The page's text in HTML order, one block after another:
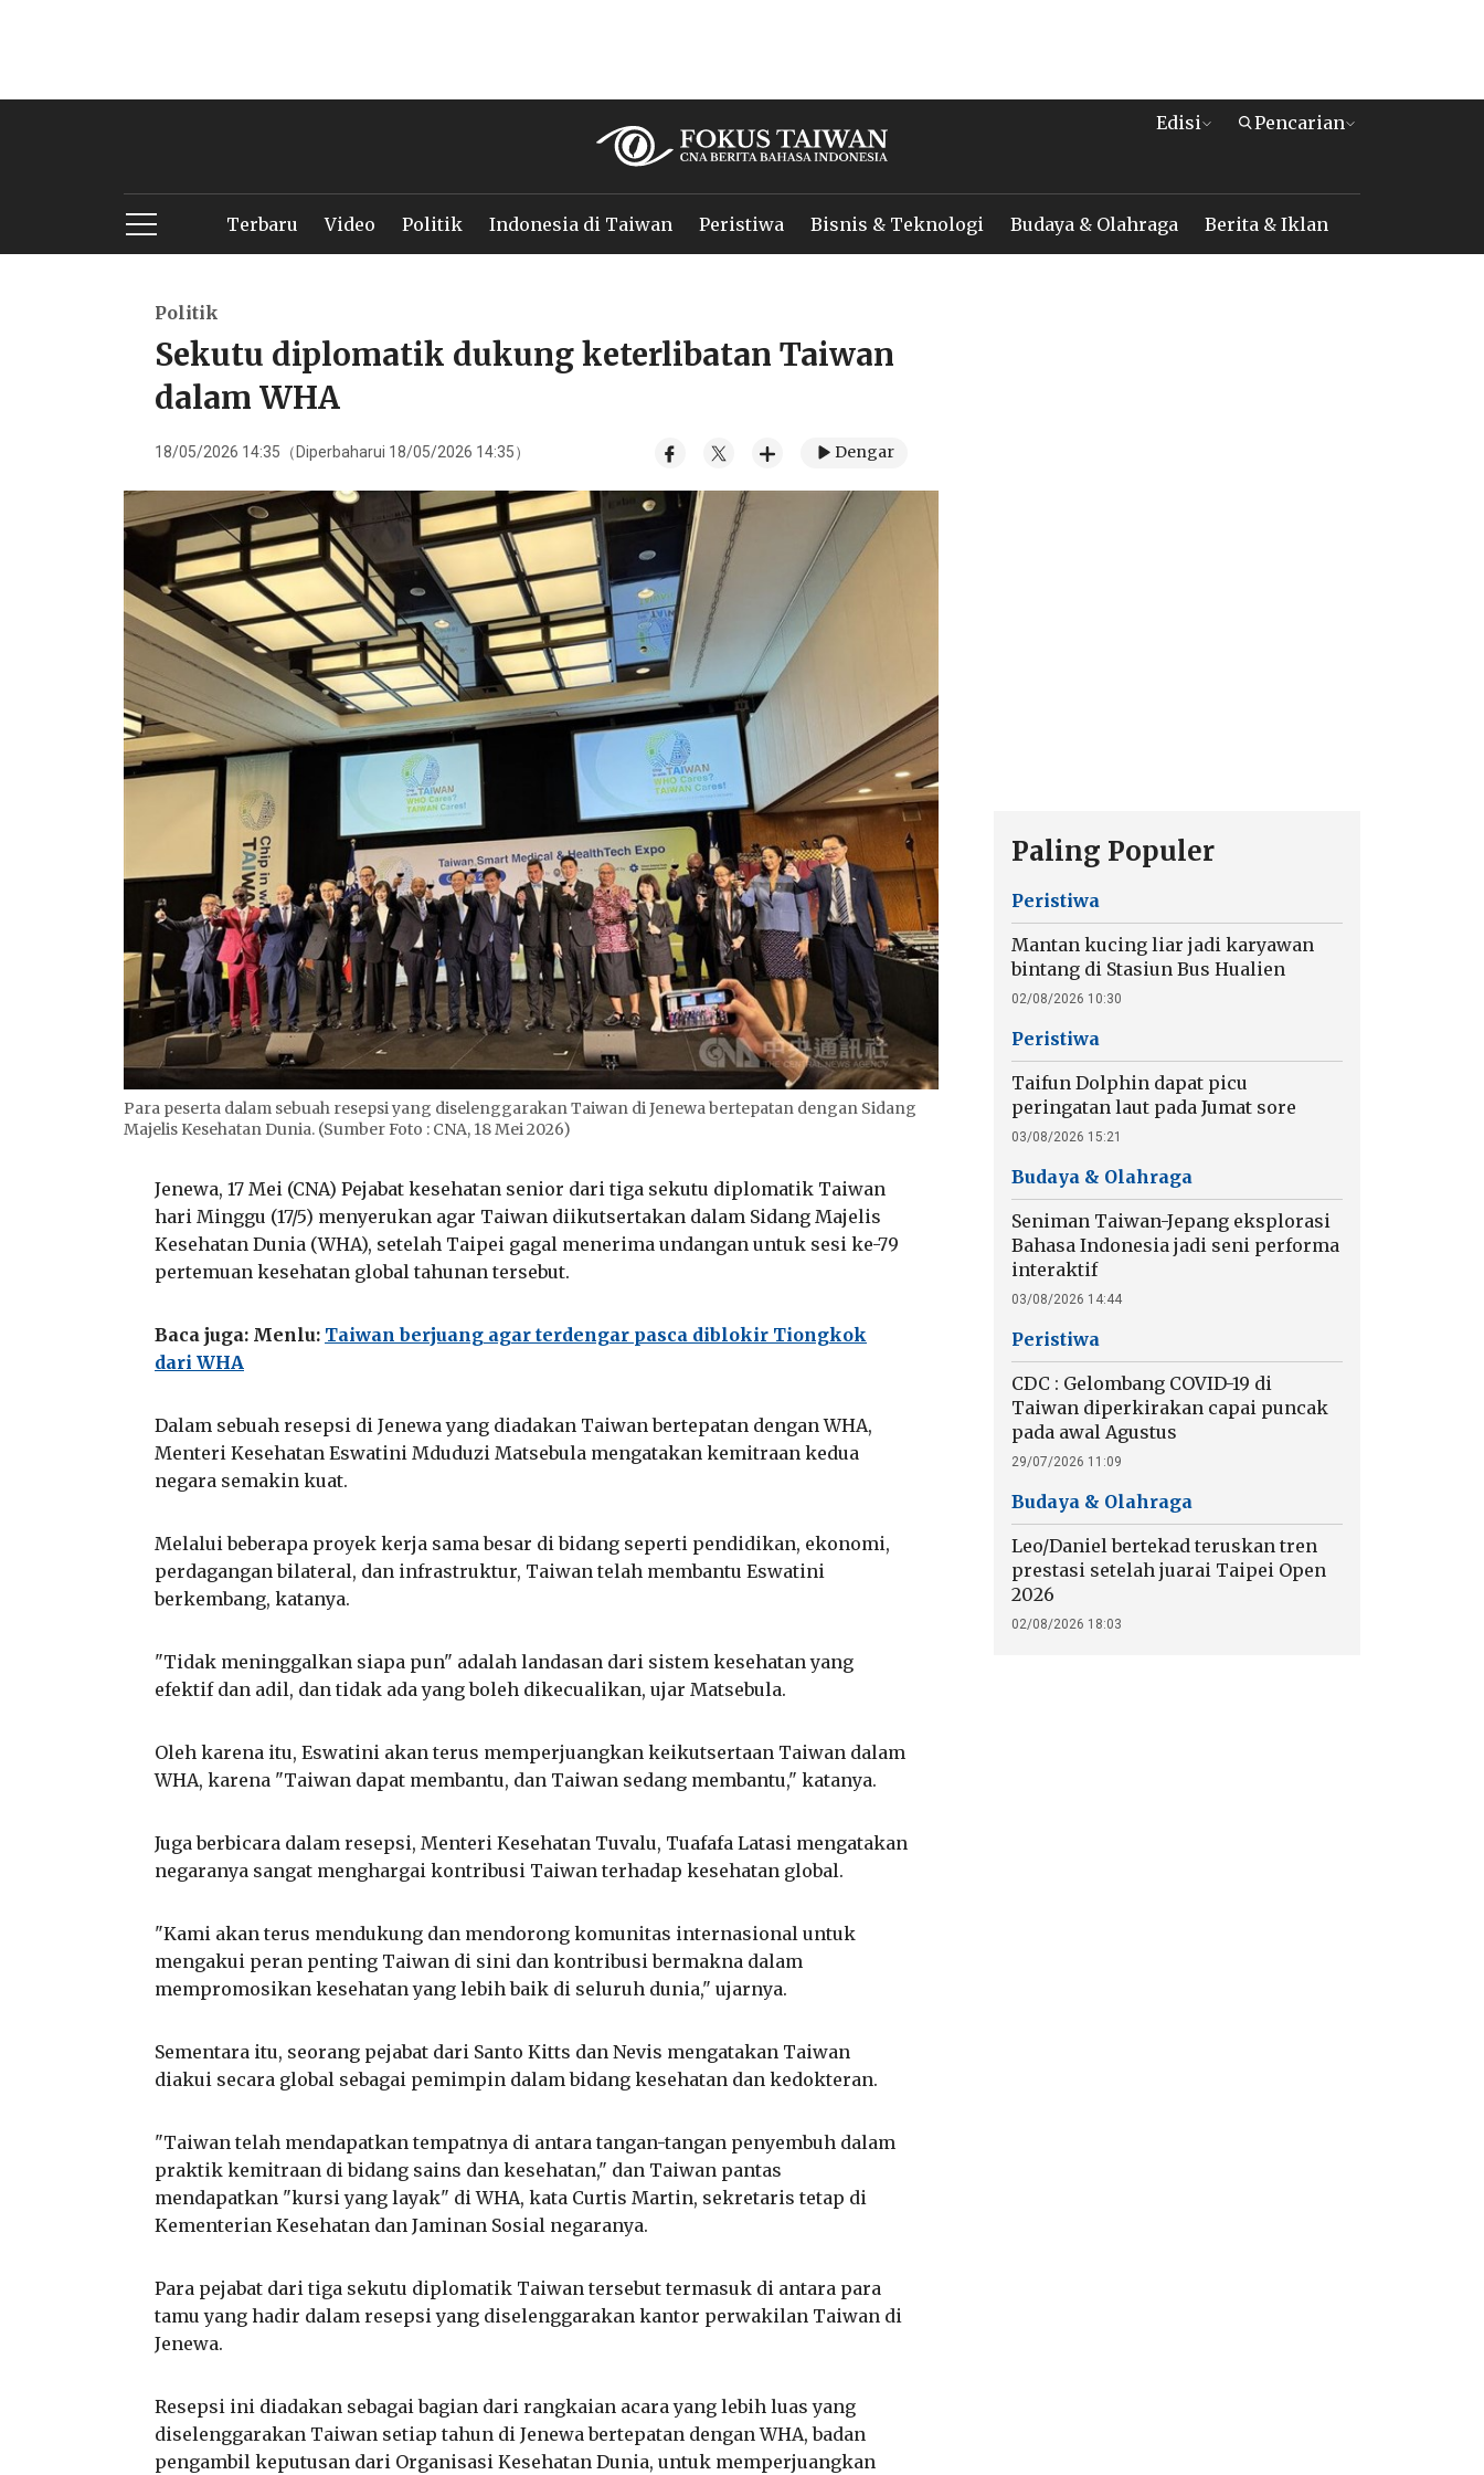
Edisi Pencarian
Terbaru Video Politik Indonesia di Taiwan Peristiwa Bisnis & Teknologi Budaya & Olahraga Berita & Iklan
Politik
Sekutu diplomatik dukung keterlibatan Taiwan
dalam WHA
18/05/2026 14:35（Diperbaharui 18/05/2026 14:35） Dengar
Para peserta dalam sebuah resepsi yang diselenggarakan Taiwan di Jenewa bertepatan dengan Sidang
Majelis Kesehatan Dunia. (Sumber Foto : CNA, 18 Mei 2026)
Jenewa, 17 Mei (CNA) Pejabat kesehatan senior dari tiga sekutu diplomatik Taiwan
hari Minggu (17/5) menyerukan agar Taiwan diikutsertakan dalam Sidang Majelis
Kesehatan Dunia (WHA), setelah Taipei gagal menerima undangan untuk sesi ke-79
pertemuan kesehatan global tahunan tersebut.
Baca juga: Menlu: Taiwan berjuang agar terdengar pasca diblokir Tiongkok
dari WHA
Dalam sebuah resepsi di Jenewa yang diadakan Taiwan bertepatan dengan WHA,
Menteri Kesehatan Eswatini Mduduzi Matsebula mengatakan kemitraan kedua
negara semakin kuat.
Melalui beberapa proyek kerja sama besar di bidang seperti pendidikan, ekonomi,
perdagangan bilateral, dan infrastruktur, Taiwan telah membantu Eswatini
berkembang, katanya.
"Tidak meninggalkan siapa pun" adalah landasan dari sistem kesehatan yang
efektif dan adil, dan tidak ada yang boleh dikecualikan, ujar Matsebula.
Oleh karena itu, Eswatini akan terus memperjuangkan keikutsertaan Taiwan dalam
WHA, karena "Taiwan dapat membantu, dan Taiwan sedang membantu," katanya.
Juga berbicara dalam resepsi, Menteri Kesehatan Tuvalu, Tuafafa Latasi mengatakan
negaranya sangat menghargai kontribusi Taiwan terhadap kesehatan global.
"Kami akan terus mendukung dan mendorong komunitas internasional untuk
mengakui peran penting Taiwan di sini dan kontribusi bermakna dalam
mempromosikan kesehatan yang lebih baik di seluruh dunia," ujarnya.
Sementara itu, seorang pejabat dari Santo Kitts dan Nevis mengatakan Taiwan
diakui secara global sebagai pemimpin dalam bidang kesehatan dan kedokteran.
"Taiwan telah mendapatkan tempatnya di antara tangan-tangan penyembuh dalam
praktik kemitraan di bidang sains dan kesehatan," dan Taiwan pantas
mendapatkan "kursi yang layak" di WHA, kata Curtis Martin, sekretaris tetap di
Kementerian Kesehatan dan Jaminan Sosial negaranya.
Para pejabat dari tiga sekutu diplomatik Taiwan tersebut termasuk di antara para
tamu yang hadir dalam resepsi yang diselenggarakan kantor perwakilan Taiwan di
Jenewa.
Resepsi ini diadakan sebagai bagian dari rangkaian acara yang lebih luas yang
diselenggarakan Taiwan setiap tahun di Jenewa bertepatan dengan WHA, badan
pengambil keputusan dari Organisasi Kesehatan Dunia, untuk memperjuangkan
Paling Populer
Peristiwa
Mantan kucing liar jadi karyawan
bintang di Stasiun Bus Hualien
02/08/2026 10:30
Peristiwa
Taifun Dolphin dapat picu
peringatan laut pada Jumat sore
03/08/2026 15:21
Budaya & Olahraga
Seniman Taiwan-Jepang eksplorasi
Bahasa Indonesia jadi seni performa
interaktif
03/08/2026 14:44
Peristiwa
CDC : Gelombang COVID-19 di
Taiwan diperkirakan capai puncak
pada awal Agustus
29/07/2026 11:09
Budaya & Olahraga
Leo/Daniel bertekad teruskan tren
prestasi setelah juarai Taipei Open
2026
02/08/2026 18:03